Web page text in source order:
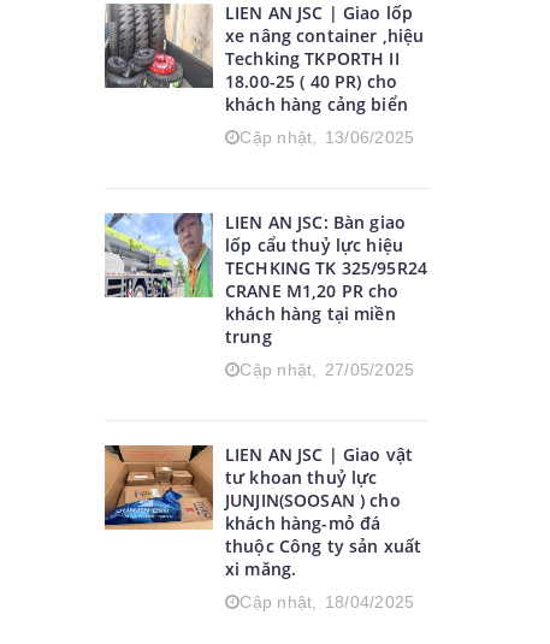
LIEN AN JSC | Giao lốp
xe nâng container ,hiệu
Techking TKPORTH II
18.00-25 ( 40 PR) cho
khách hàng cảng biển
Cập nhật, 13/06/2025
LIEN AN JSC: Bàn giao
lốp cẩu thuỷ lực hiệu
TECHKING TK 325/95R24
CRANE M1,20 PR cho
khách hàng tại miền
trung
Cập nhật, 27/05/2025
LIEN AN JSC | Giao vật
tư khoan thuỷ lực
JUNJIN(SOOSAN ) cho
khách hàng-mỏ đá
thuộc Công ty sản xuất
xi măng.
Cập nhật, 18/04/2025